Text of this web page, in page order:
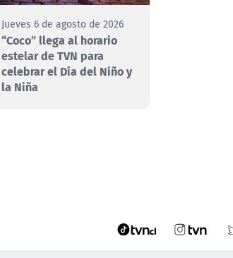
Jueves 6 de agosto de 2026
“Coco” llega al horario
estelar de TVN para
celebrar el Día del Niño y
la Niña